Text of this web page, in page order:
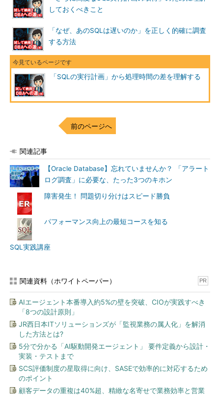
しておくべきこと
「なぜ、あのSQLは遅いのか」を正しく的確に調査
する方法
「SQLの実行計画」から処理時間の差を理解する
前のページへ
関連記事
【Oracle Database】忘れていませんか？ 「アラート
ログ調査」に必要な、たった3つのキホン
障害発生！ 問題切り分けはスピード勝負
パフォーマンス向上の最短コースを知る
SQL実践講座
関連資料（ホワイトペーパー） PR
AIエージェント本番導入約5%の壁を突破、CIOが実践すべき
「8つの設計原則」
JR西日本ITソリューションズが「監視業務の属人化」を解消
した方法とは?
5分で分かる「AI駆動開発エージェント」 要件定義から設計・
実装・テストまで
SCS評価制度の星取得に向け、SASEで効率的に対応するため
のポイント
顧客データの重複は40%超、精緻な名寄せで業務効率と営業